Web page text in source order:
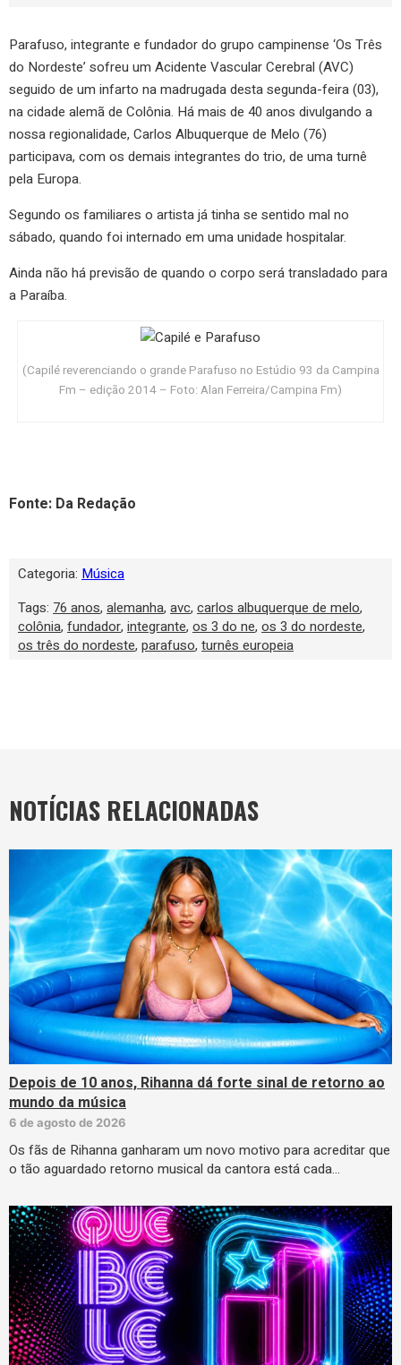
Parafuso, integrante e fundador do grupo campinense ‘Os Três
do Nordeste’ sofreu um Acidente Vascular Cerebral (AVC)
seguido de um infarto na madrugada desta segunda-feira (03),
na cidade alemã de Colônia. Há mais de 40 anos divulgando a
nossa regionalidade, Carlos Albuquerque de Melo (76)
participava, com os demais integrantes do trio, de uma turnê
pela Europa.
Segundo os familiares o artista já tinha se sentido mal no
sábado, quando foi internado em uma unidade hospitalar.
Ainda não há previsão de quando o corpo será transladado para
a Paraíba.
(Capilé reverenciando o grande Parafuso no Estúdio 93 da Campina
Fm – edição 2014 – Foto: Alan Ferreira/Campina Fm)
Fonte: Da Redação
Categoria: Música
Tags: 76 anos, alemanha, avc, carlos albuquerque de melo,
colônia, fundador, integrante, os 3 do ne, os 3 do nordeste,
os três do nordeste, parafuso, turnês europeia
NOTÍCIAS RELACIONADAS
Depois de 10 anos, Rihanna dá forte sinal de retorno ao
mundo da música
6 de agosto de 2026
Os fãs de Rihanna ganharam um novo motivo para acreditar que
o tão aguardado retorno musical da cantora está cada…